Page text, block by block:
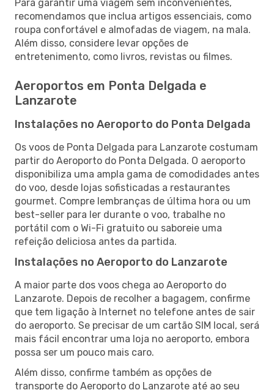
Para garantir uma viagem sem inconvenientes,
recomendamos que inclua artigos essenciais, como
roupa confortável e almofadas de viagem, na mala.
Além disso, considere levar opções de
entretenimento, como livros, revistas ou filmes.
Aeroportos em Ponta Delgada e
Lanzarote
Instalações no Aeroporto do Ponta Delgada
Os voos de Ponta Delgada para Lanzarote costumam
partir do Aeroporto do Ponta Delgada. O aeroporto
disponibiliza uma ampla gama de comodidades antes
do voo, desde lojas sofisticadas a restaurantes
gourmet. Compre lembranças de última hora ou um
best-seller para ler durante o voo, trabalhe no
portátil com o Wi-Fi gratuito ou saboreie uma
refeição deliciosa antes da partida.
Instalações no Aeroporto do Lanzarote
A maior parte dos voos chega ao Aeroporto do
Lanzarote. Depois de recolher a bagagem, confirme
que tem ligação à Internet no telefone antes de sair
do aeroporto. Se precisar de um cartão SIM local, será
mais fácil encontrar uma loja no aeroporto, embora
possa ser um pouco mais caro.
Além disso, confirme também as opções de
transporte do Aeroporto do Lanzarote até ao seu